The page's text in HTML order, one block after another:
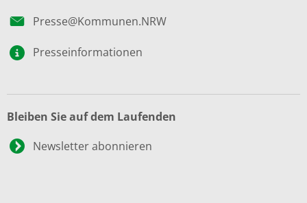
Presse@Kommunen.NRW
Presseinformationen
Bleiben Sie auf dem Laufenden
Newsletter abonnieren